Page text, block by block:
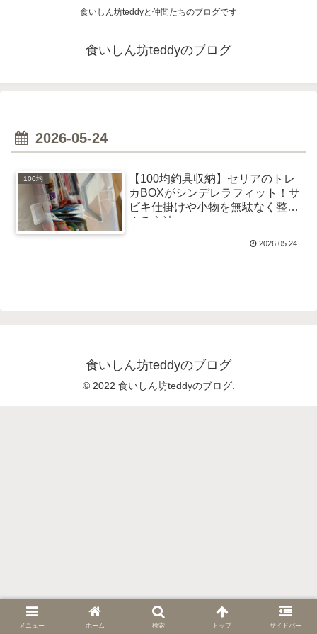
食いしん坊teddyと仲間たちのブログです
食いしん坊teddyのブログ
2026-05-24
100均
【100均釣具収納】セリアのトレ
カBOXがシンデレラフィット！サ
ビキ仕掛けや小物を無駄なく整理
する方法
2026.05.24
食いしん坊teddyのブログ
© 2022 食いしん坊teddyのブログ.
メニュー ホーム 検索 トップ サイドバー